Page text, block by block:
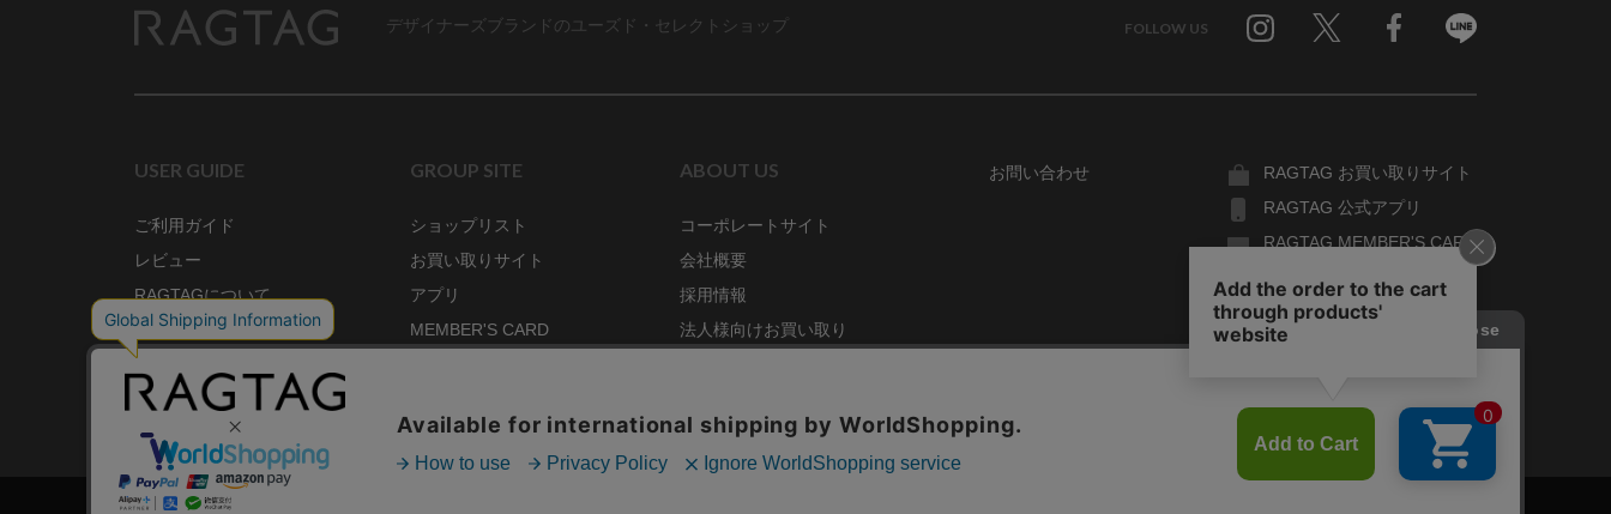
デザイナーズブランドのユーズド・セレクトショップ FOLLOW US
USER GUIDE
ご利用ガイド
レビュー
RAGTAGについて
ご利用規約
プライバシーポリシー
GROUP SITE
ショップリスト
お買い取りサイト
アプリ
MEMBER'S CARD
ABOUT US
コーポレートサイト
会社概要
採用情報
法人様向けお買い取り
お問い合わせ
RAGTAG お買い取りサイト
RAGTAG 公式アプリ
RAGTAG MEMBER'S CARD
RAGTAG MAGAZINE
RAGTAG Global